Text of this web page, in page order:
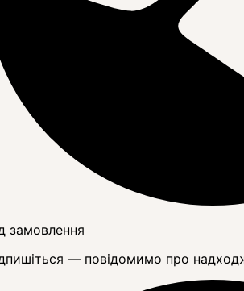
замовлення
— повідомимо про